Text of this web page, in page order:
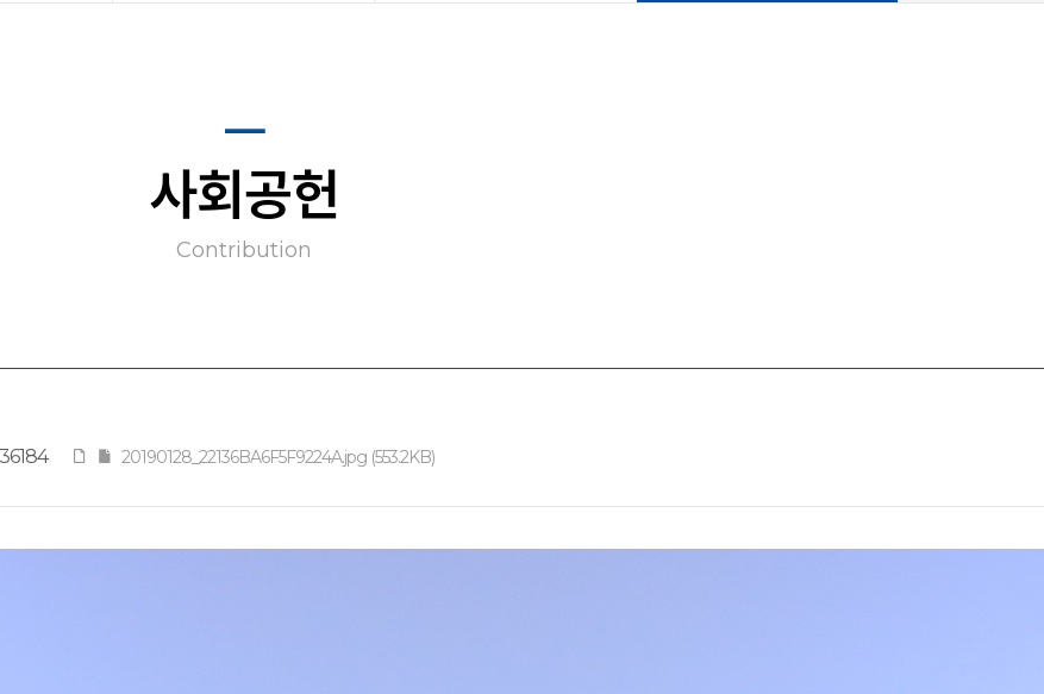
사회공헌
Contribution
36184 20190128_22136BA6F5F9224A.jpg (553.2KB)